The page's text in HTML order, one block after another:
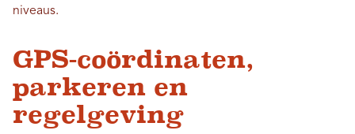
niveaus.
GPS-coördinaten,
parkeren en
regelgeving